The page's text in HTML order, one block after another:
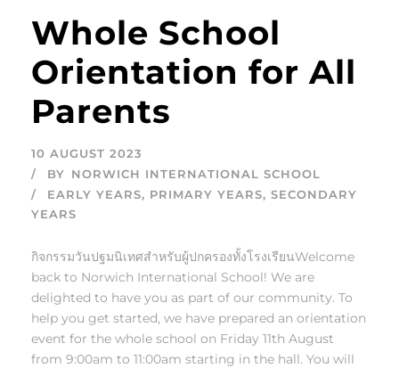
Whole School
Orientation for All
Parents
10 AUGUST 2023
BY NORWICH INTERNATIONAL SCHOOL
EARLY YEARS, PRIMARY YEARS, SECONDARY
YEARS
กิจกรรมวันปฐมนิเทศสำหรับผู้ปกครองทั้งโรงเรียนWelcome
back to Norwich International School! We are
delighted to have you as part of our community. To
help you get started, we have prepared an orientation
event for the whole school on Friday 11th August
from 9:00am to 11:00am starting in the hall. You will